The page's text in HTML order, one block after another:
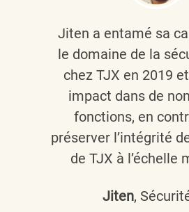
Jiten a entamé sa
le domaine de la
chez TJX en 2019
impact dans de
fonctions, en
préserver l’intégrité
de TJX à l’échelle
Jiten,